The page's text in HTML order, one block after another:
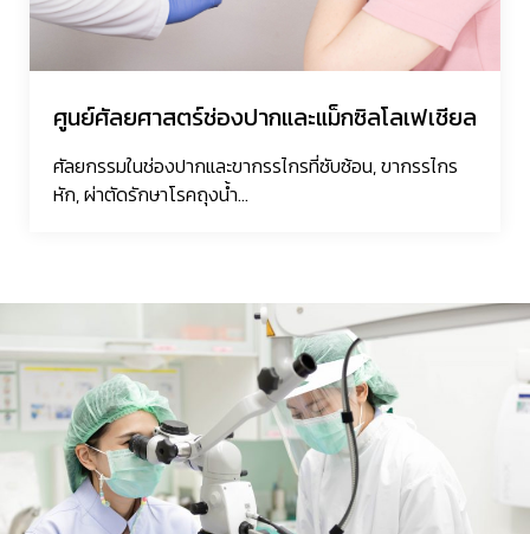
ศูนย์ศัลยศาสตร์ช่องปากและแม็กซิลโลเฟเชียล
ศัลยกรรมในช่องปากและขากรรไกรที่ซับซ้อน, ขากรรไกร
หัก, ผ่าตัดรักษาโรคถุงน้ำ...